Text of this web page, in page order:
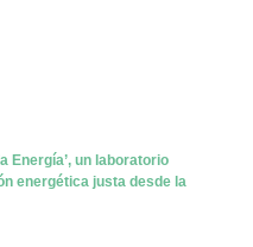
Energía’, un laboratorio
energética justa desde la